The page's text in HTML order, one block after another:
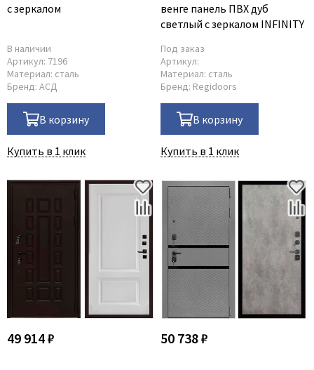
с зеркалом
В наличии
Артикул: 7196
Материал: сталь
Бренд: АСД
В корзину
Купить в 1 клик
венге панель ПВХ дуб
светлый с зеркалом INFINITY
Под заказ
Артикул:
Материал: сталь
Бренд: Regidoors
В корзину
Купить в 1 клик
49 914 ₽ 50 738 ₽